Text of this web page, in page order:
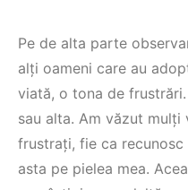
Pe de alta parte
alți oameni care au
viată, o tona de
sau alta. Am văzut mulți
frustrați, fie ca recunosc
asta pe pielea mea.